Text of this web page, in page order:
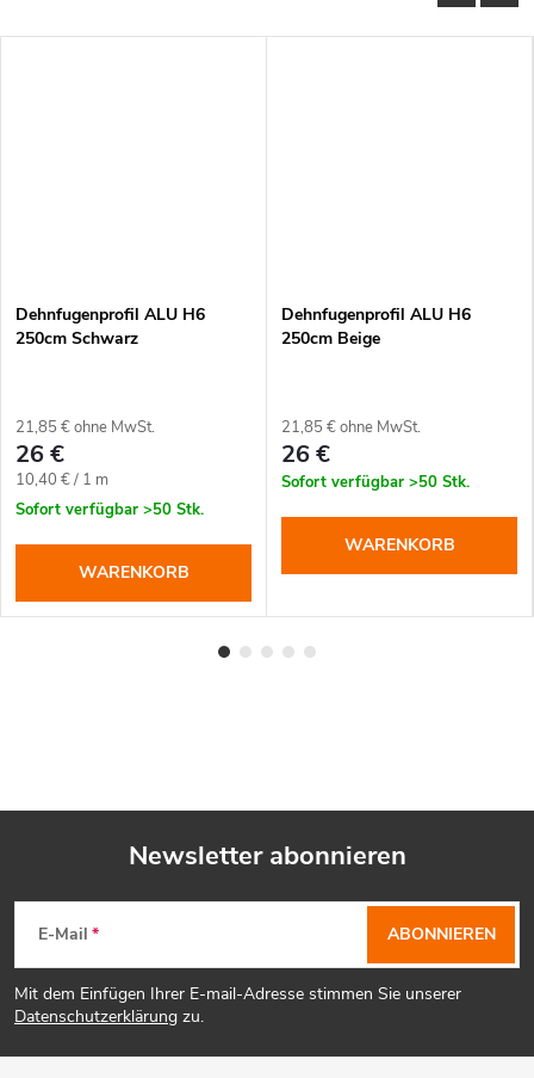
Dehnfugenprofil ALU H6
250cm Schwarz
21,85 € ohne MwSt.
26 €
Verkaufspreis:
10,40 € / 1 m
Sofort verfügbar >50 Stk.
WARENKORB
Dehnfugenprofil ALU H6
250cm Beige
21,85 € ohne MwSt.
26 €
Sofort verfügbar >50 Stk.
WARENKORB
F
u
ß
Newsletter abonnieren
E-Mail
Mit dem Einfügen Ihrer E-mail-Adresse stimmen Sie unserer
Datenschutzerklärung zu.
ABONNIEREN